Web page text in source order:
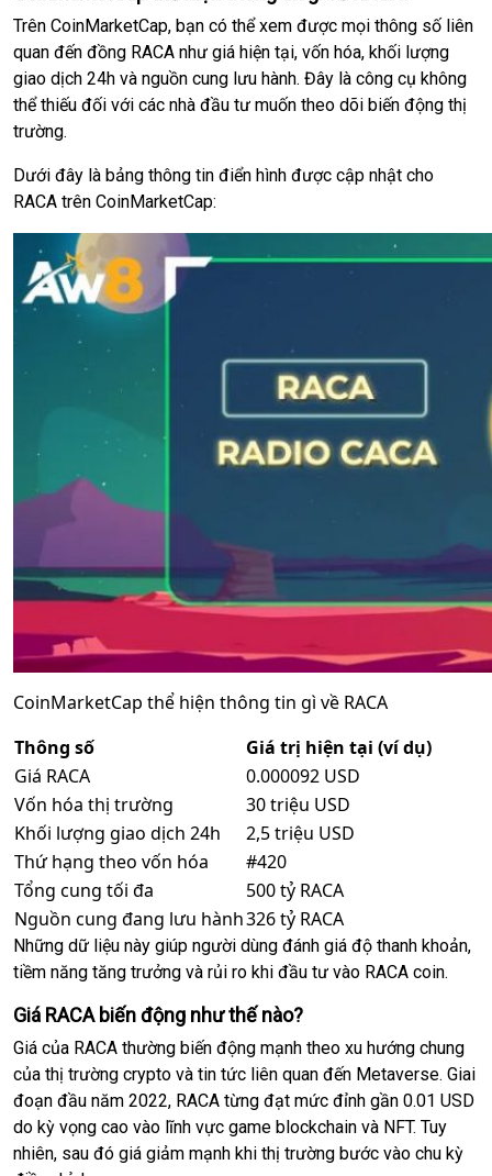
Trên CoinMarketCap, bạn có thể xem được mọi thông số liên
quan đến đồng RACA như giá hiện tại, vốn hóa, khối lượng
giao dịch 24h và nguồn cung lưu hành. Đây là công cụ không
thể thiếu đối với các nhà đầu tư muốn theo dõi biến động thị
trường.
Dưới đây là bảng thông tin điển hình được cập nhật cho
RACA trên CoinMarketCap:
CoinMarketCap thể hiện thông tin gì về RACA
Thông số
Giá trị hiện tại (ví dụ)
Giá RACA
0.000092 USD
Vốn hóa thị trường
30 triệu USD
Khối lượng giao dịch 24h
2,5 triệu USD
Thứ hạng theo vốn hóa
#420
Tổng cung tối đa
500 tỷ RACA
Nguồn cung đang lưu hành326 tỷ RACA
Những dữ liệu này giúp người dùng đánh giá độ thanh khoản,
tiềm năng tăng trưởng và rủi ro khi đầu tư vào RACA coin.
Giá RACA biến động như thế nào?
Giá của RACA thường biến động mạnh theo xu hướng chung
của thị trường crypto và tin tức liên quan đến Metaverse. Giai
đoạn đầu năm 2022, RACA từng đạt mức đỉnh gần 0.01 USD
do kỳ vọng cao vào lĩnh vực game blockchain và NFT. Tuy
nhiên, sau đó giá giảm mạnh khi thị trường bước vào chu kỳ